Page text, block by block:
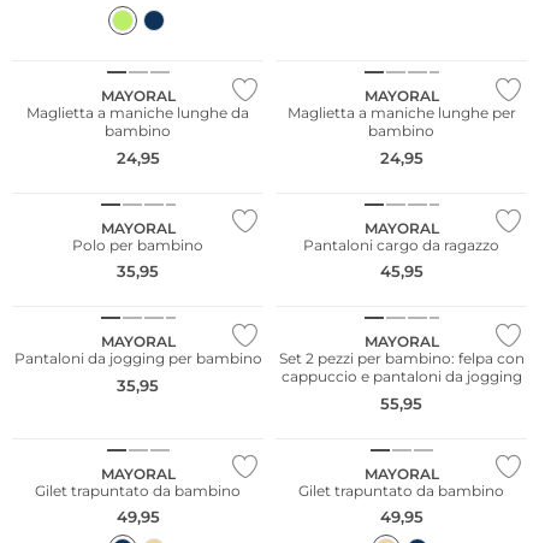
MAYORAL
Maglietta a maniche lunghe da
bambino
24,95
MAYORAL
Maglietta a maniche lunghe per
bambino
24,95
MAYORAL
Polo per bambino
35,95
MAYORAL
Pantaloni cargo da ragazzo
45,95
MAYORAL
Pantaloni da jogging per bambino
35,95
MAYORAL
Set 2 pezzi per bambino: felpa con
cappuccio e pantaloni da jogging
55,95
MAYORAL
Gilet trapuntato da bambino
49,95
MAYORAL
Gilet trapuntato da bambino
49,95